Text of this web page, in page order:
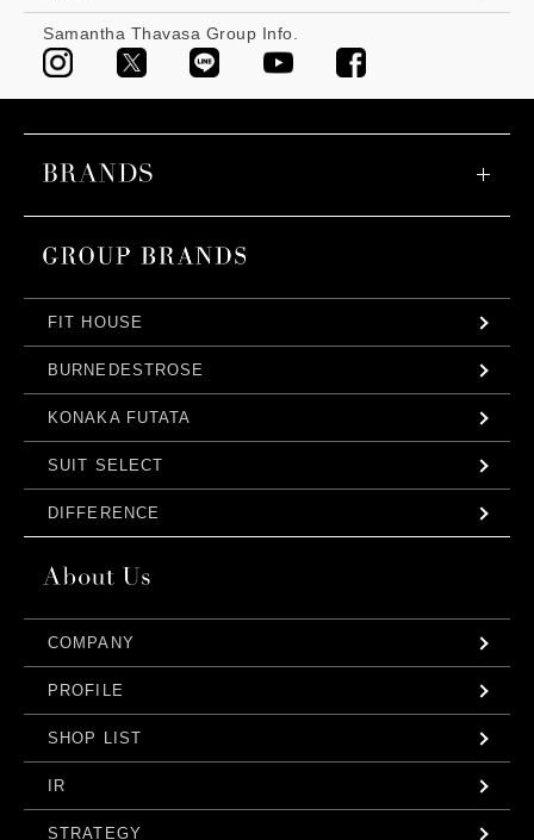
Samantha Thavasa Group Info.
FIT HOUSE
BURNEDESTROSE
KONAKA FUTATA
SUIT SELECT
DIFFERENCE
COMPANY
PROFILE
SHOP LIST
IR
STRATEGY